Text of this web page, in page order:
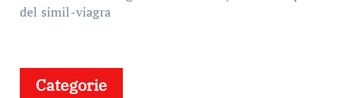
del simil-viagra
Categorie